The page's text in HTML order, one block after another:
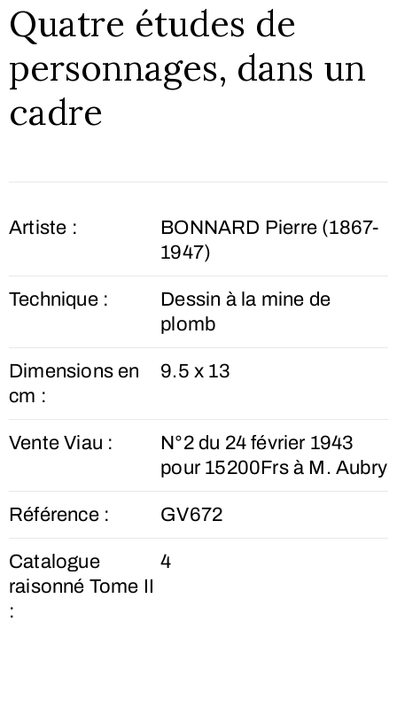
Quatre études de
personnages, dans un
cadre
Artiste :
BONNARD Pierre (1867-
1947)
Technique :
Dessin à la mine de
plomb
Dimensions en
cm :
9.5 x 13
Vente Viau :
N°2 du 24 février 1943
pour 15200Frs à M. Aubry
Référence : GV672
Catalogue
raisonné Tome II
:
4